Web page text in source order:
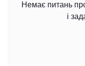
Немає питань
і